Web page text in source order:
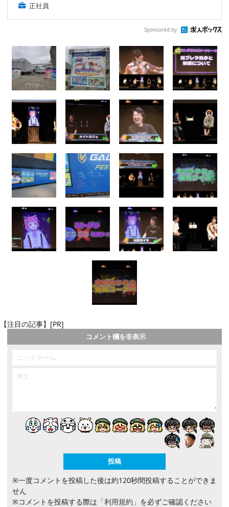
正社員
Sponsored by
【注目の記事】[PR]
コメント欄を非表示
※一度コメントを投稿した後は約120秒間投稿することができま
せん
※コメントを投稿する際は 「利用規約」 を必ずご確認ください